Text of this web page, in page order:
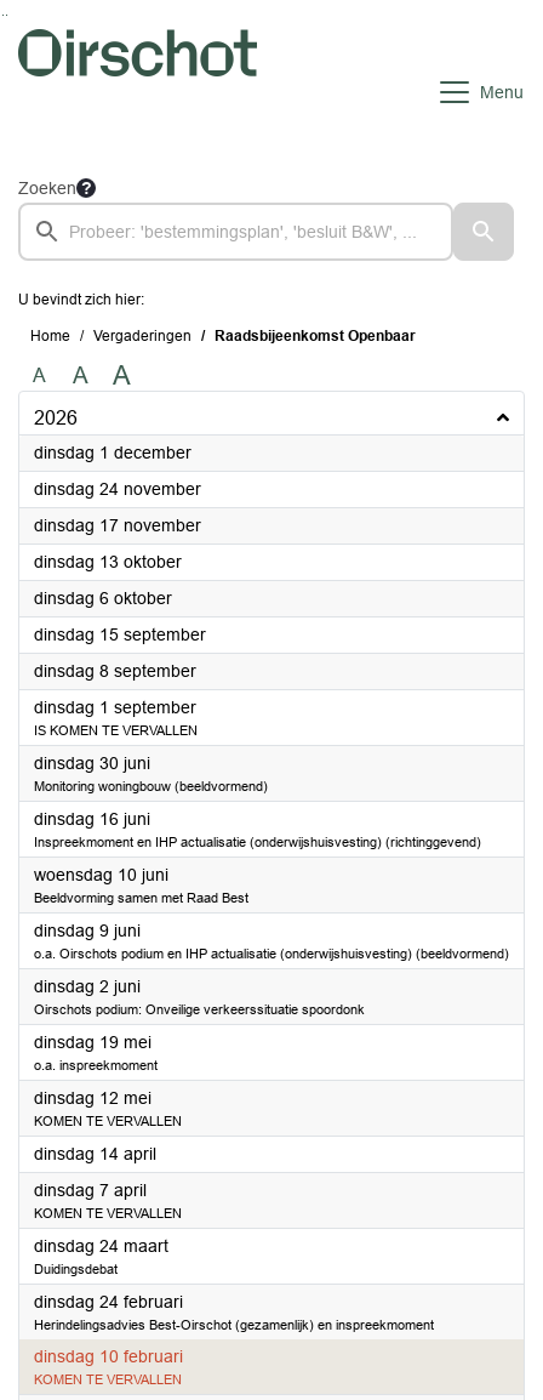
Ga naar de inhoud van deze pagina
Ga naar het zoeken
Ga naar het menu
Menu
Zoeken
U bevindt zich hier:
Home Vergaderingen Raadsbijeenkomst Openbaar
A A A
2026
dinsdag 1 december2026
dinsdag 24 november2026
dinsdag 17 november2026
dinsdag 13 oktober2026
dinsdag 6 oktober2026
dinsdag 15 september2026
dinsdag 8 september2026
dinsdag 1 september2026
IS KOMEN TE VERVALLEN
dinsdag 30 juni2026
Monitoring woningbouw (beeldvormend)
dinsdag 16 juni2026
Inspreekmoment en IHP actualisatie (onderwijshuisvesting) (richtinggevend)
woensdag 10 juni2026
Beeldvorming samen met Raad Best
dinsdag 9 juni2026
o.a. Oirschots podium en IHP actualisatie (onderwijshuisvesting) (beeldvormend)
dinsdag 2 juni2026
Oirschots podium: Onveilige verkeerssituatie spoordonk
dinsdag 19 mei2026
o.a. inspreekmoment
dinsdag 12 mei2026
KOMEN TE VERVALLEN
dinsdag 14 april2026
dinsdag 7 april2026
KOMEN TE VERVALLEN
dinsdag 24 maart2026
Duidingsdebat
dinsdag 24 februari2026
Herindelingsadvies Best-Oirschot (gezamenlijk) en inspreekmoment
dinsdag 10 februari2026
KOMEN TE VERVALLEN